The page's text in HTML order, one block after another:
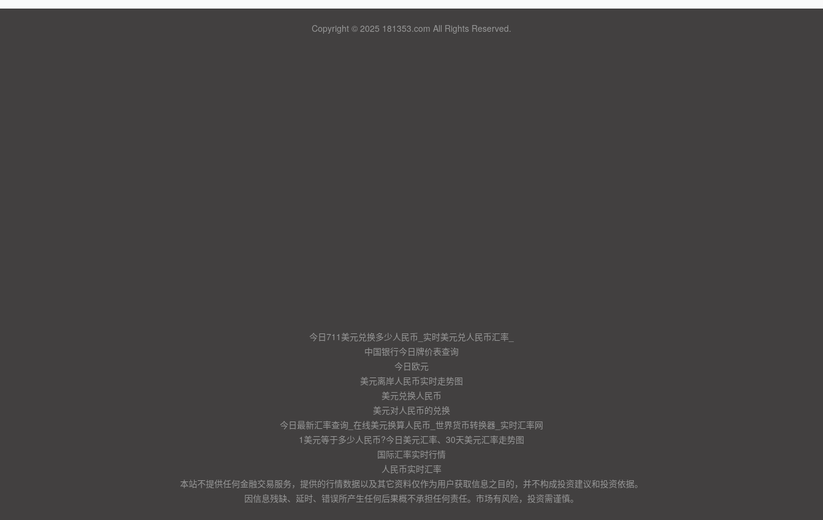
Copyright © 2025 181353.com All Rights Reserved.
今日711美元兑换多少人民币_实时美元兑人民币汇率_
中国银行今日牌价表查询
今日欧元
美元离岸人民币实时走势图
美元兑换人民币
美元对人民币的兑换
今日最新汇率查询_在线美元换算人民币_世界货币转换器_实时汇率网
1美元等于多少人民币?今日美元汇率、30天美元汇率走势图
国际汇率实时行情
人民币实时汇率
本站不提供任何金融交易服务，提供的行情数据以及其它资料仅作为用户获取信息之目的，并不构成投资建议和投资依据。
因信息残缺、延时、错误所产生任何后果概不承担任何责任。市场有风险，投资需谨慎。